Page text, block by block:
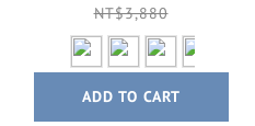
選)
NT$3,880
ADD TO CART